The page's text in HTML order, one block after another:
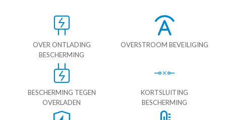
OVER ONTLADING
BESCHERMING
OVERSTROOM BEVEILIGING
BESCHERMING TEGEN
OVERLADEN
KORTSLUITING
BESCHERMING